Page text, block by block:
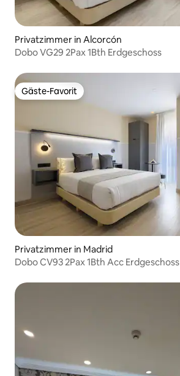
Privatzimmer in Alcorcón
Dobo VG29 2Pax 1Bth Erdgeschoss
Gäste-Favorit
Gäste-Favorit
Privatzimmer in Madrid
Dobo CV93 2Pax 1Bth Acc Erdgeschoss